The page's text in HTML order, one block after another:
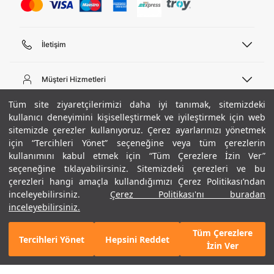
Tüm site ziyaretçilerimizi daha iyi tanımak, sitemizdeki
kullanıcı deneyimini kişiselleştirmek ve iyileştirmek için web
sitemizde çerezler kullanıyoruz. Çerez ayarlarınızı yönetmek
için “Tercihleri Yönet” seçeneğine veya tüm çerezlerin
kullanımını kabul etmek için “Tüm Çerezlere İzin Ver”
seçeneğine tıklayabilirsiniz. Sitemizdeki çerezleri ve bu
çerezleri hangi amaçla kullandığımızı Çerez Politikası’ndan
inceleyebilirsiniz.
Çerez Politikası'nı buradan
inceleyebilirsiniz.
Tercihleri Yönet Hepsini Reddet
Tüm Çerezlere
İzin Ver
+ 16 Renk
GELINCE HABER VER
İletişim
444 02 00
Pazartesi - Cuma 09:00 - 18:00
E-posta
bilgi@underarmour.com
Müşteri Hizmetleri
Sipariş Sorgulama
Bize Ulaşın
Teslimat Bilgileri
İşlem Rehberi
İade ve Değişimler
Sıkça Sorulan Sorular
Beden Rehberi
Site Haritası
Hakkımızda
Ticari Bilgiler
Hükümler ve Koşullar
Gizlilik Politikası
Çerez Politikası
Kariyer
ETBİS
UA Sosyal Medya
Instagram
Facebook
Twitter
Popüler Kategoriler
Erkek Basketbol Ayakkabısı
Çocuk Basketbol Ayakkabısı
Erkek Eşofman
Kadın Tayt